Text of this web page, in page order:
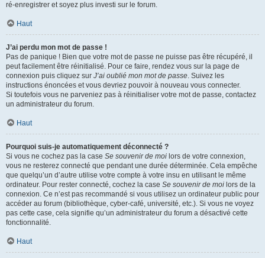
ré-enregistrer et soyez plus investi sur le forum.
Haut
J’ai perdu mon mot de passe !
Pas de panique ! Bien que votre mot de passe ne puisse pas être récupéré, il
peut facilement être réinitialisé. Pour ce faire, rendez vous sur la page de
connexion puis cliquez sur J’ai oublié mon mot de passe. Suivez les
instructions énoncées et vous devriez pouvoir à nouveau vous connecter.
Si toutefois vous ne parveniez pas à réinitialiser votre mot de passe, contactez
un administrateur du forum.
Haut
Pourquoi suis-je automatiquement déconnecté ?
Si vous ne cochez pas la case Se souvenir de moi lors de votre connexion,
vous ne resterez connecté que pendant une durée déterminée. Cela empêche
que quelqu’un d’autre utilise votre compte à votre insu en utilisant le même
ordinateur. Pour rester connecté, cochez la case Se souvenir de moi lors de la
connexion. Ce n’est pas recommandé si vous utilisez un ordinateur public pour
accéder au forum (bibliothèque, cyber-café, université, etc.). Si vous ne voyez
pas cette case, cela signifie qu’un administrateur du forum a désactivé cette
fonctionnalité.
Haut